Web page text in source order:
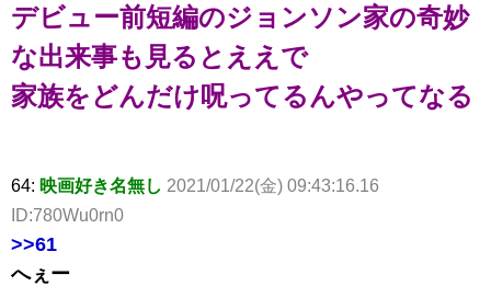
デビュー前短編のジョンソン家の奇妙
な出来事も見るとええで
家族をどんだけ呪ってるんやってなる
64: 映画好き名無し 2021/01/22(金) 09:43:16.16
ID:780Wu0rn0
>>61
へぇー